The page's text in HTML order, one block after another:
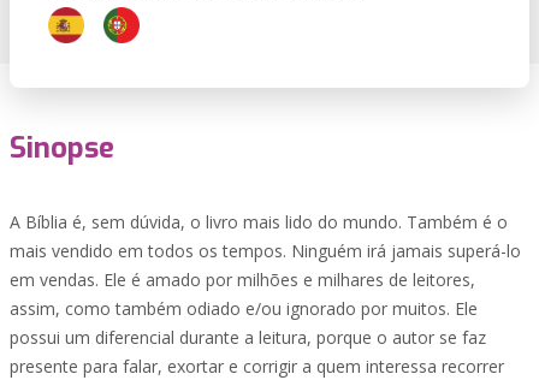
Sinopse
A Bíblia é, sem dúvida, o livro mais lido do mundo. Também é o
mais vendido em todos os tempos. Ninguém irá jamais superá-lo
em vendas. Ele é amado por milhões e milhares de leitores,
assim, como também odiado e/ou ignorado por muitos. Ele
possui um diferencial durante a leitura, porque o autor se faz
presente para falar, exortar e corrigir a quem interessa recorrer